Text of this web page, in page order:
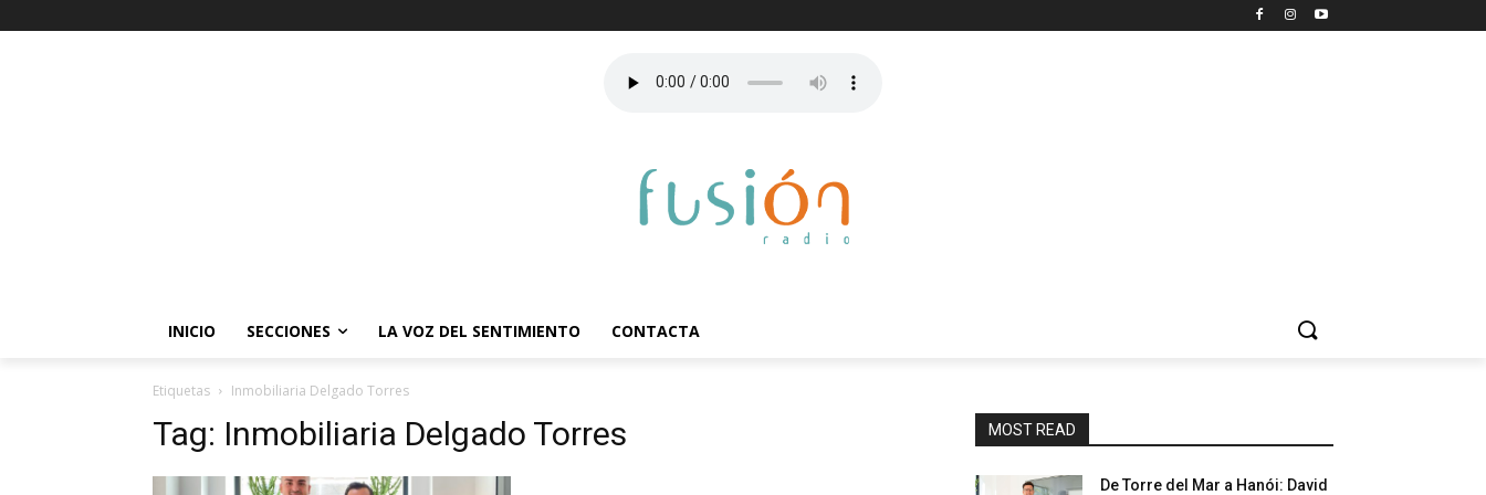
INICIO SECCIONES LA VOZ DEL SENTIMIENTO CONTACTA
Etiquetas Inmobiliaria Delgado Torres
Tag: Inmobiliaria Delgado Torres MOST READ
De Torre del Mar a Hanói: David